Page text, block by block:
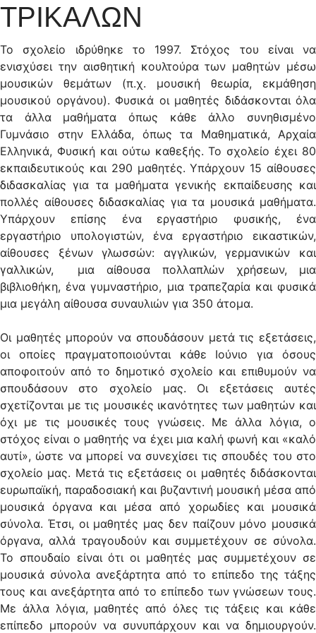
ΤΡΙΚΑΛΩΝ
Το σχολείο ιδρύθηκε το 1997. Στόχος του είναι να
ενισχύσει την αισθητική κουλτούρα των μαθητών μέσω
μουσικών θεμάτων (π.χ. μουσική θεωρία, εκμάθηση
μουσικού οργάνου). Φυσικά οι μαθητές διδάσκονται όλα
τα άλλα μαθήματα όπως κάθε άλλο συνηθισμένο
Γυμνάσιο στην Ελλάδα, όπως τα Μαθηματικά, Αρχαία
Ελληνικά, Φυσική και ούτω καθεξής. Το σχολείο έχει 80
εκπαιδευτικούς και 290 μαθητές. Υπάρχουν 15 αίθουσες
διδασκαλίας για τα μαθήματα γενικής εκπαίδευσης και
πολλές αίθουσες διδασκαλίας για τα μουσικά μαθήματα.
Υπάρχουν επίσης ένα εργαστήριο φυσικής, ένα
εργαστήριο υπολογιστών, ένα εργαστήριο εικαστικών,
αίθουσες ξένων γλωσσών: αγγλικών, γερμανικών και
γαλλικών, μια αίθουσα πολλαπλών χρήσεων, μια
βιβλιοθήκη, ένα γυμναστήριο, μια τραπεζαρία και φυσικά
μια μεγάλη αίθουσα συναυλιών για 350 άτομα.
Οι μαθητές μπορούν να σπουδάσουν μετά τις εξετάσεις,
οι οποίες πραγματοποιούνται κάθε Ιούνιο για όσους
αποφοιτούν από το δημοτικό σχολείο και επιθυμούν να
σπουδάσουν στο σχολείο μας. Οι εξετάσεις αυτές
σχετίζονται με τις μουσικές ικανότητες των μαθητών και
όχι με τις μουσικές τους γνώσεις. Με άλλα λόγια, ο
στόχος είναι ο μαθητής να έχει μια καλή φωνή και «καλό
αυτί», ώστε να μπορεί να συνεχίσει τις σπουδές του στο
σχολείο μας. Μετά τις εξετάσεις οι μαθητές διδάσκονται
ευρωπαϊκή, παραδοσιακή και βυζαντινή μουσική μέσα από
μουσικά όργανα και μέσα από χορωδίες και μουσικά
σύνολα. Έτσι, οι μαθητές μας δεν παίζουν μόνο μουσικά
όργανα, αλλά τραγουδούν και συμμετέχουν σε σύνολα.
Το σπουδαίο είναι ότι οι μαθητές μας συμμετέχουν σε
μουσικά σύνολα ανεξάρτητα από το επίπεδο της τάξης
τους και ανεξάρτητα από το επίπεδο των γνώσεων τους.
Με άλλα λόγια, μαθητές από όλες τις τάξεις και κάθε
επίπεδο μπορούν να συνυπάρχουν και να δημιουργούν.